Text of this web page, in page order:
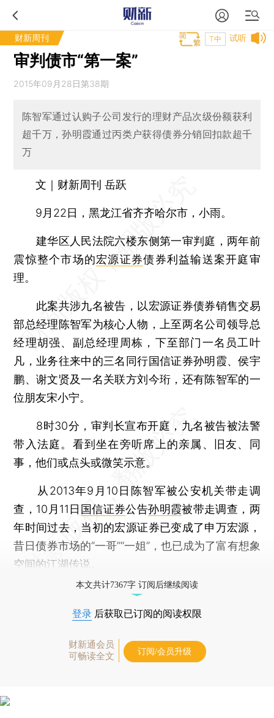
财新周刊 试听
T中
审判债市“第一案”
2015年09月28日第38期
陈智军通过认购子公司发行的理财产品次级份额获利
超千万，孙明霞通过丙类户获得债券分销回扣款超千
万
文｜财新周刊 岳跃
9月22日，黑龙江省齐齐哈尔市，小雨。
建华区人民法院六楼东侧第一审判庭，两年前
震惊整个市场的宏源证券债券利益输送案开庭审
理。
此案共涉九名被告，以宏源证券债券销售交易
部总经理陈智军为核心人物，上至两名公司领导总
经理胡强、副总经理周栋，下至部门一名员工叶
凡，业务往来中的三名同行国信证券孙明霞、侯宇
鹏、谢文贤及一名关联方刘今珩，还有陈智军的一
位朋友宋小宁。
8时30分，审判长宣布开庭，九名被告被法警
带入法庭。看到坐在旁听席上的亲属、旧友、同
事，他们或点头或微笑示意。
从2013年9月10日陈智军被公安机关带走调
查，10月11日 国信证券公告孙明霞被带走调查，两
年时间过去，当初的宏源证券已变成了申万宏源，
昔日债券市场的“一哥”“一姐”，也已成为了富有想象
空间的江湖传说。
本文共计7367字 订阅后继续阅读
登录 后获取已订阅的阅读权限
财新通会员
可畅读全文
订阅/会员升级